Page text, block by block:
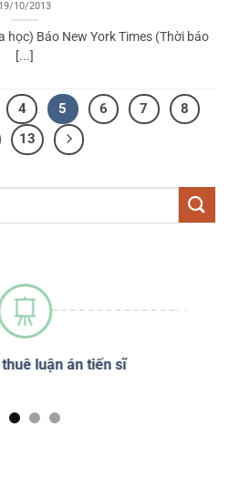
19/10/2013
học) Báo New York Times (Thời báo
[...]
4 5 6 7
8
13
luận án tiến sĩ